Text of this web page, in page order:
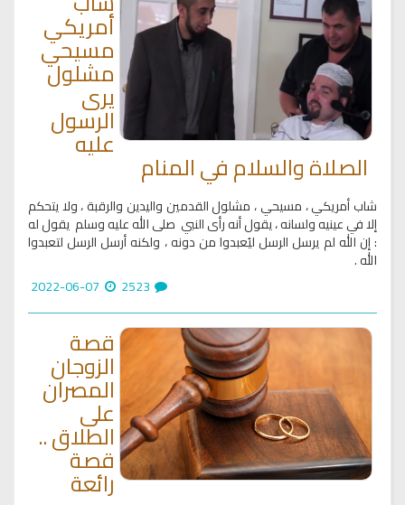
أمريكي
مسيحي
مشلول
يرى
الرسول
عليه
الصلاة والسلام في المنام
شاب أمريكي ، مسيحي ، مشلول القدمين واليدين والرقبة ، ولا يتحكم
إلا في عينيه ولسانه ، يقول أنه رأى النبي صلى الله عليه وسلم يقول له
: إن الله لم يرسل الرسل ليُعبدوا من دونه ، ولكنه أرسل الرسل لتعبدوا
الله .
قصة
الزوجان
المصران
على
الطلاق ..
قصة
رائعة